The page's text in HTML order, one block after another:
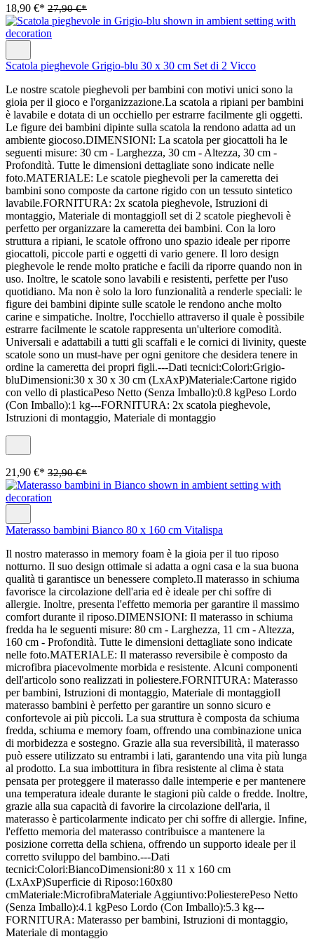
18,90 €* 27,90 €*
Scatola pieghevole Grigio-blu 30 x 30 cm Set di 2 Vicco
Le nostre scatole pieghevoli per bambini con motivi unici sono la
gioia per il gioco e l'organizzazione.La scatola a ripiani per bambini
è lavabile e dotata di un occhiello per estrarre facilmente gli oggetti.
Le figure dei bambini dipinte sulla scatola la rendono adatta ad un
ambiente giocoso.DIMENSIONI: La scatola per giocattoli ha le
seguenti misure: 30 cm - Larghezza, 30 cm - Altezza, 30 cm -
Profondità. Tutte le dimensioni dettagliate sono indicate nelle
foto.MATERIALE: Le scatole pieghevoli per la cameretta dei
bambini sono composte da cartone rigido con un tessuto sintetico
lavabile.FORNITURA: 2x scatola pieghevole, Istruzioni di
montaggio, Materiale di montaggioIl set di 2 scatole pieghevoli è
perfetto per organizzare la cameretta dei bambini. Con la loro
struttura a ripiani, le scatole offrono uno spazio ideale per riporre
giocattoli, piccole parti e oggetti di vario genere. Il loro design
pieghevole le rende molto pratiche e facili da riporre quando non in
uso. Inoltre, le scatole sono lavabili e resistenti, perfette per l'uso
quotidiano. Ma non è solo la loro funzionalità a renderle speciali: le
figure dei bambini dipinte sulle scatole le rendono anche molto
carine e simpatiche. Inoltre, l'occhiello attraverso il quale è possibile
estrarre facilmente le scatole rappresenta un'ulteriore comodità.
Universali e adattabili a tutti gli scaffali e le cornici di livinity, queste
scatole sono un must-have per ogni genitore che desidera tenere in
ordine la cameretta dei propri figli.---Dati tecnici:Colori:Grigio-
bluDimensioni:30 x 30 x 30 cm (LxAxP)Materiale:Cartone rigido
con vello di plasticaPeso Netto (Senza Imballo):0.8 kgPeso Lordo
(Con Imballo):1 kg---FORNITURA: 2x scatola pieghevole,
Istruzioni di montaggio, Materiale di montaggio
21,90 €* 32,90 €*
Materasso bambini Bianco 80 x 160 cm Vitalispa
Il nostro materasso in memory foam è la gioia per il tuo riposo
notturno. Il suo design ottimale si adatta a ogni casa e la sua buona
qualità ti garantisce un benessere completo.Il materasso in schiuma
favorisce la circolazione dell'aria ed è ideale per chi soffre di
allergie. Inoltre, presenta l'effetto memoria per garantire il massimo
comfort durante il riposo.DIMENSIONI: Il materasso in schiuma
fredda ha le seguenti misure: 80 cm - Larghezza, 11 cm - Altezza,
160 cm - Profondità. Tutte le dimensioni dettagliate sono indicate
nelle foto.MATERIALE: Il materasso reversibile è composto da
microfibra piacevolmente morbida e resistente. Alcuni componenti
dell'articolo sono realizzati in poliestere.FORNITURA: Materasso
per bambini, Istruzioni di montaggio, Materiale di montaggioIl
materasso bambini è perfetto per garantire un sonno sicuro e
confortevole ai più piccoli. La sua struttura è composta da schiuma
fredda, schiuma e memory foam, offrendo una combinazione unica
di morbidezza e sostegno. Grazie alla sua reversibilità, il materasso
può essere utilizzato su entrambi i lati, garantendo una vita più lunga
al prodotto. La sua imbottitura in fibra resistente al clima è stata
pensata per proteggere il materasso dalle intemperie e per mantenere
una temperatura ideale durante le stagioni più calde o fredde. Inoltre,
grazie alla sua capacità di favorire la circolazione dell'aria, il
materasso è particolarmente indicato per chi soffre di allergie. Infine,
l'effetto memoria del materasso contribuisce a mantenere la
posizione corretta della schiena, offrendo un supporto ideale per il
corretto sviluppo del bambino.---Dati
tecnici:Colori:BiancoDimensioni:80 x 11 x 160 cm
(LxAxP)Superficie di Riposo:160x80
cmMateriale:MicrofibraMateriale Aggiuntivo:PoliesterePeso Netto
(Senza Imballo):4.1 kgPeso Lordo (Con Imballo):5.3 kg---
FORNITURA: Materasso per bambini, Istruzioni di montaggio,
Materiale di montaggio